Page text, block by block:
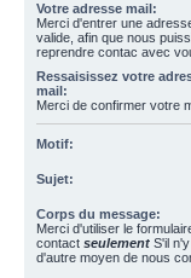
Votre adresse mail:
Merci d'entrer une
valide, afin que nous
reprendre contac avec
Ressaisissez votre
mail:
Merci de confirmer votre
Motif:
Sujet:
Corps du message:
Merci d'utiliser le
contact seulement S'il
d'autre moyen de nous